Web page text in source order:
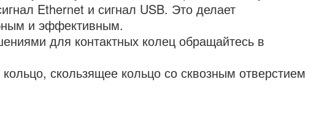
Ethernet и сигнал USB. Это делает
и эффективным.
для контактных колец обращайтесь в
, скользящее кольцо со сквозным отверстием